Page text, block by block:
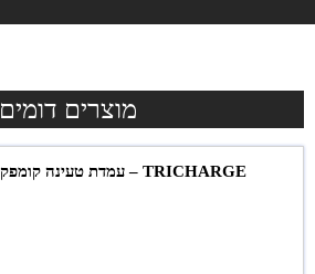
מוצרים דומים
TRICHARGE – עמדת טעינה קומפקטית ל-3 מכשירים